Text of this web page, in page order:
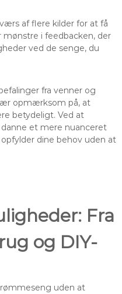
af flere kilder for at få
i feedbacken, der
ved de senge, du
fra venner og
opmærksom på, at
betydeligt. Ved at
et mere nuanceret
dine behov uden at
Fra
og DIY-
uden at